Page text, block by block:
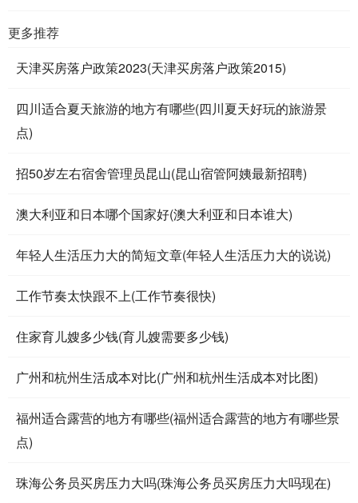
更多推荐
天津买房落户政策2023(天津买房落户政策2015)
四川适合夏天旅游的地方有哪些(四川夏天好玩的旅游景
点)
招50岁左右宿舍管理员昆山(昆山宿管阿姨最新招聘)
澳大利亚和日本哪个国家好(澳大利亚和日本谁大)
年轻人生活压力大的简短文章(年轻人生活压力大的说说)
工作节奏太快跟不上(工作节奏很快)
住家育儿嫂多少钱(育儿嫂需要多少钱)
广州和杭州生活成本对比(广州和杭州生活成本对比图)
福州适合露营的地方有哪些(福州适合露营的地方有哪些景
点)
珠海公务员买房压力大吗(珠海公务员买房压力大吗现在)